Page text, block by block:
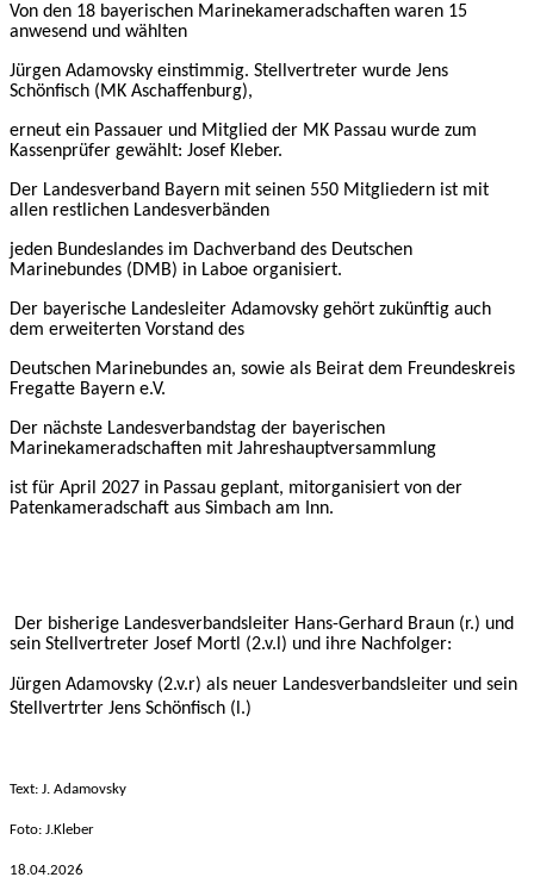
Von den 18 bayerischen Marinekameradschaften waren 15
anwesend und wählten
Jürgen Adamovsky einstimmig. Stellvertreter wurde Jens
Schönfisch (MK Aschaffenburg),
erneut ein Passauer und Mitglied der MK Passau wurde zum
Kassenprüfer gewählt: Josef Kleber.
Der Landesverband Bayern mit seinen 550 Mitgliedern ist mit
allen restlichen Landesverbänden
jeden Bundeslandes im Dachverband des Deutschen
Marinebundes (DMB) in Laboe organisiert.
Der bayerische Landesleiter Adamovsky gehört zukünftig auch
dem erweiterten Vorstand des
Deutschen Marinebundes an, sowie als Beirat dem Freundeskreis
Fregatte Bayern e.V.
Der nächste Landesverbandstag der bayerischen
Marinekameradschaften mit Jahreshauptversammlung
ist für April 2027 in Passau geplant, mitorganisiert von der
Patenkameradschaft aus Simbach am Inn.
Der bisherige Landesverbandsleiter Hans-Gerhard Braun (r.) und
sein Stellvertreter Josef Mortl (2.v.l) und ihre Nachfolger:
Jürgen Adamovsky (2.v.r) als neuer Landesverbandsleiter und sein
Stellvertrter Jens Schönfisch (l.)
Text: J. Adamovsky
Foto: J.Kleber
18.04.2026